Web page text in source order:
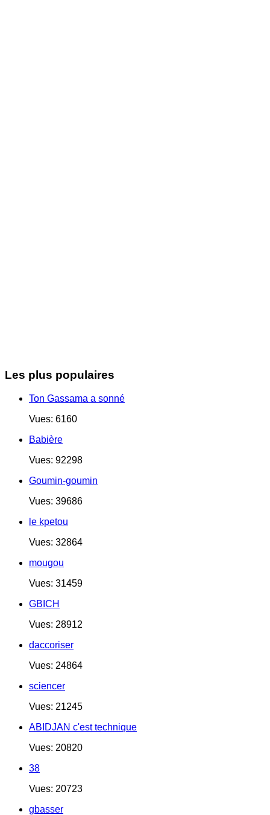
Les plus populaires
Ton Gassama a sonné
Vues: 6160
Babière
Vues: 92298
Goumin-goumin
Vues: 39686
le kpetou
Vues: 32864
mougou
Vues: 31459
GBICH
Vues: 28912
daccoriser
Vues: 24864
sciencer
Vues: 21245
ABIDJAN c'est technique
Vues: 20820
38
Vues: 20723
gbasser